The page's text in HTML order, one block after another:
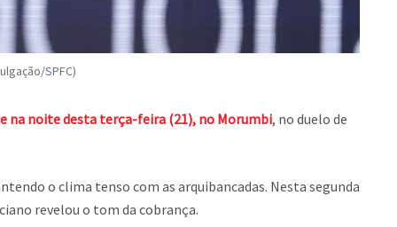
SPFC)
na noite desta terça-feira (21), no Morumbi, no duelo de
o clima tenso com as arquibancadas. Nesta segunda
revelou o tom da cobrança.